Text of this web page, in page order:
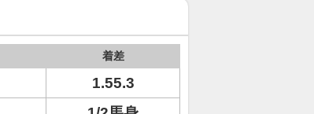
着差
1.55.3